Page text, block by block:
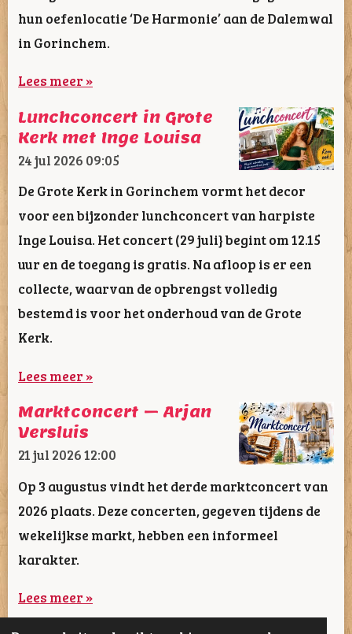
hun oefenlocatie ‘De Harmonie’ aan de Dalemwal
in Gorinchem.
Lees meer »
Lunchconcert in Grote
Kerk met Inge Louisa
24 jul 2026 09:05
De Grote Kerk in Gorinchem vormt het decor
voor een bijzonder lunchconcert van harpiste
Inge Louisa. Het concert (29 juli} begint om 12.15
uur en de toegang is gratis. Na afloop is er een
collecte, waarvan de opbrengst volledig
bestemd is voor het onderhoud van de Grote
Kerk.
Lees meer »
Marktconcert – Arjan
Versluis
21 jul 202612:00
Op 3 augustus vindt het derde marktconcert van
2026 plaats. Deze concerten, gegeven tijdens de
wekelijkse markt, hebben een informeel
karakter.
Lees meer »